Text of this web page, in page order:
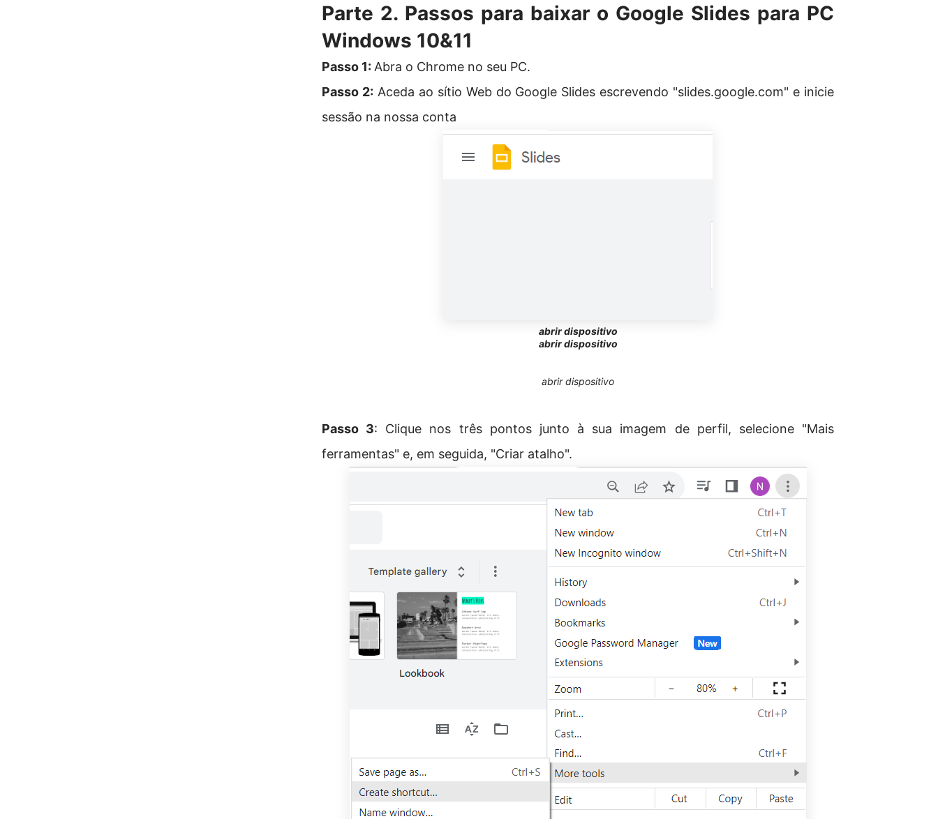
Parte 2. Passos para baixar o Google Slides para PC
Windows 10&11
Passo 1: Abra o Chrome no seu PC.
Passo 2: Aceda ao sítio Web do Google Slides escrevendo "slides.google.com" e inicie
sessão na nossa conta
abrir dispositivo
abrir dispositivo
abrir dispositivo
Passo 3: Clique nos três pontos junto à sua imagem de perfil, selecione "Mais
ferramentas" e, em seguida, "Criar atalho".